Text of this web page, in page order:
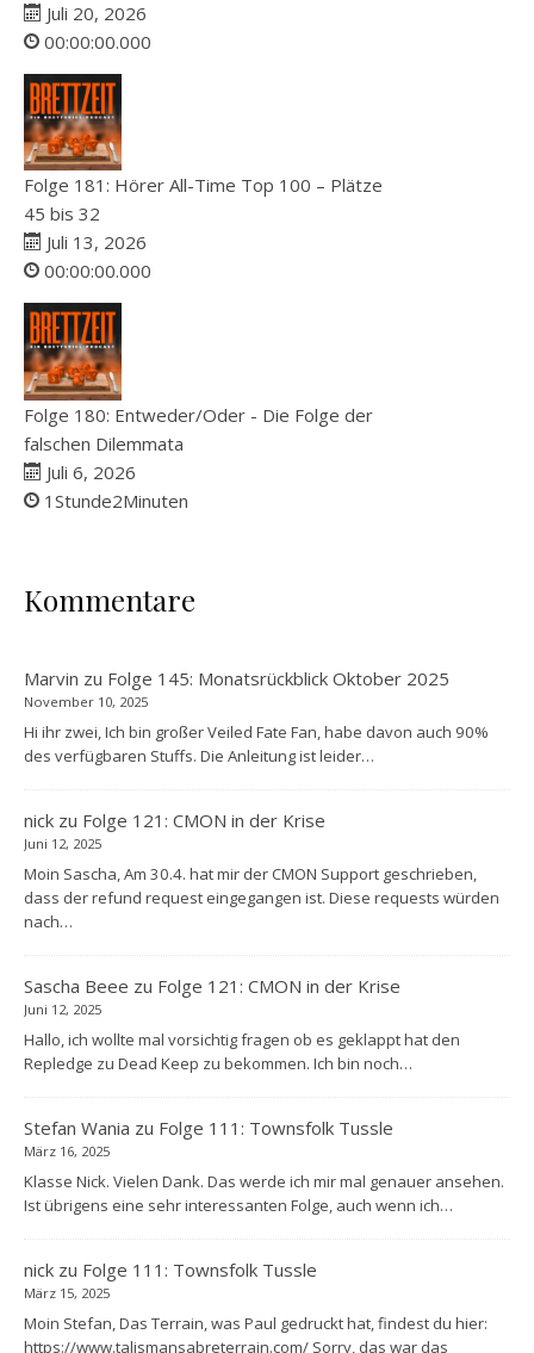
Juli 20, 2026
00:00:00.000
Folge 181: Hörer All-Time Top 100 – Plätze
45 bis 32
Juli 13, 2026
00:00:00.000
Folge 180: Entweder/Oder - Die Folge der
falschen Dilemmata
Juli 6, 2026
1Stunde2Minuten
Kommentare
Marvin zu Folge 145: Monatsrückblick Oktober 2025
November 10, 2025
Hi ihr zwei, Ich bin großer Veiled Fate Fan, habe davon auch 90%
des verfügbaren Stuffs. Die Anleitung ist leider…
nick zu Folge 121: CMON in der Krise
Juni 12, 2025
Moin Sascha, Am 30.4. hat mir der CMON Support geschrieben,
dass der refund request eingegangen ist. Diese requests würden
nach…
Sascha Beee zu Folge 121: CMON in der Krise
Juni 12, 2025
Hallo, ich wollte mal vorsichtig fragen ob es geklappt hat den
Repledge zu Dead Keep zu bekommen. Ich bin noch…
Stefan Wania zu Folge 111: Townsfolk Tussle
März 16, 2025
Klasse Nick. Vielen Dank. Das werde ich mir mal genauer ansehen.
Ist übrigens eine sehr interessanten Folge, auch wenn ich…
nick zu Folge 111: Townsfolk Tussle
März 15, 2025
Moin Stefan, Das Terrain, was Paul gedruckt hat, findest du hier:
https://www.talismansabreterrain.com/ Sorry, das war das